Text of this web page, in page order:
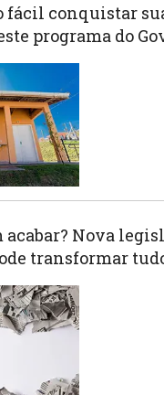
fácil conquistar
programa do
acabar? Nova
transformar